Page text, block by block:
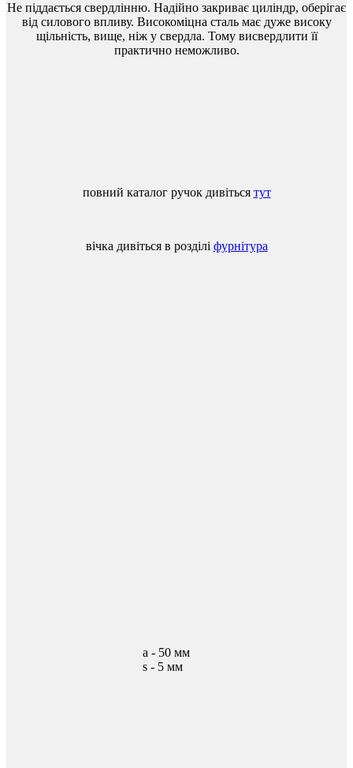
Не піддається свердлінню. Надійно закриває циліндр, оберігає
від силового впливу. Високоміцна сталь має дуже високу
щільність, вище, ніж у свердла. Тому висвердлити її
практично неможливо.
повний каталог ручок дивіться тут
вічка дивіться в розділі фурнітура
а - 50 мм
s - 5 мм